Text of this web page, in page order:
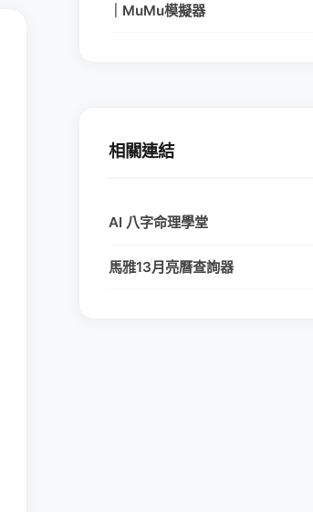
｜MuMu模擬器
相關連結
AI 八字命理學堂
馬雅13月亮曆查詢器